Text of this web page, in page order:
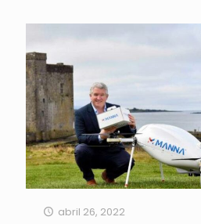
abril 26, 2022